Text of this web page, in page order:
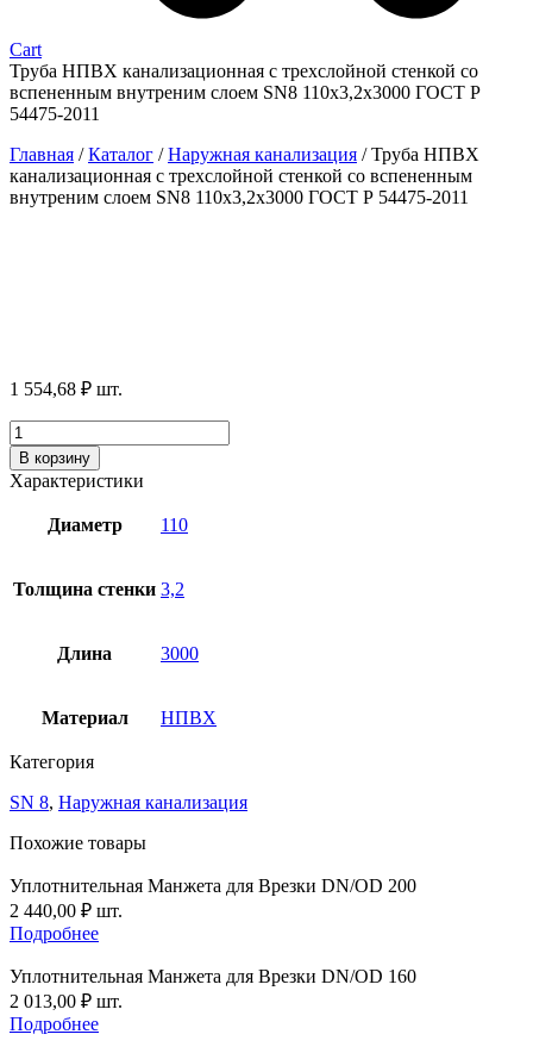
Cart
Труба НПВХ канализационная с трехслойной стенкой со
вспененным внутреним слоем SN8 110х3,2х3000 ГОСТ Р
54475-2011
Главная /Каталог /Наружная канализация /Труба НПВХ
канализационная с трехслойной стенкой со вспененным
внутреним слоем SN8 110х3,2х3000 ГОСТ Р 54475-2011
1 554,68 ₽ шт.
Количество
товара
Труба
НПВХ
канализационная
стенкой
со
внутреним
110х3,2х3000
ГОСТ
Р
54475-
2011
В корзину
Характеристики
Диаметр 110
Толщина стенки 3,2
Длина 3000
Материал НПВХ
Категория
SN 8, Наружная канализация
Похожие товары
Уплотнительная Манжета для Врезки DN/OD 200
2 440,00 ₽ шт.
Подробнее
Уплотнительная Манжета для Врезки DN/OD 160
2 013,00 ₽ шт.
Подробнее